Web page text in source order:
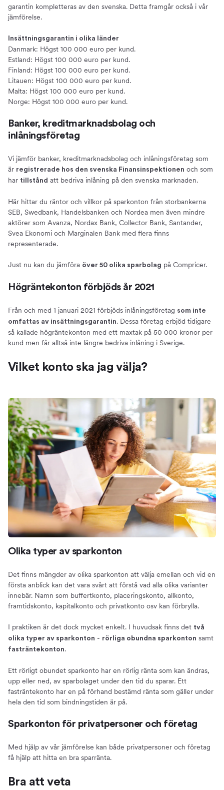
garantin kompletteras av den svenska. Detta framgår också i vår
jämförelse.
Insättningsgarantin i olika länder
Danmark: Högst 100 000 euro per kund.
Estland: Högst 100 000 euro per kund.
Finland: Högst 100 000 euro per kund.
Litauen: Högst 100 000 euro per kund.
Malta: Högst 100 000 euro per kund.
Norge: Högst 100 000 euro per kund.
Banker, kreditmarknadsbolag och
inlåningsföretag
Vi jämför banker, kreditmarknadsbolag och inlåningsföretag som
är registrerade hos den svenska Finansinspektionen och som
har tillstånd att bedriva inlåning på den svenska marknaden.
Här hittar du räntor och villkor på sparkonton från storbankerna
SEB, Swedbank, Handelsbanken och Nordea men även mindre
aktörer som Avanza, Nordax Bank, Collector Bank, Santander,
Svea Ekonomi och Marginalen Bank med flera finns
representerade.
Just nu kan du jämföra över 50 olika sparbolag på Compricer.
Högräntekonton förbjöds år 2021
Från och med 1 januari 2021 förbjöds inlåningsföretag som inte
omfattas av insättningsgarantin. Dessa företag erbjöd tidigare
så kallade högräntekonton med ett maxtak på 50 000 kronor per
kund men får alltså inte längre bedriva inlåning i Sverige.
Vilket konto ska jag välja?
Olika typer av sparkonton
Det finns mängder av olika sparkonton att välja emellan och vid en
första anblick kan det vara svårt att förstå vad alla olika varianter
innebär. Namn som buffertkonto, placeringskonto, allkonto,
framtidskonto, kapitalkonto och privatkonto osv kan förbrylla.
I praktiken är det dock mycket enkelt. I huvudsak finns det två
olika typer av sparkonton - rörliga obundna sparkonton samt
fasträntekonton.
Ett rörligt obundet sparkonto har en rörlig ränta som kan ändras,
upp eller ned, av sparbolaget under den tid du sparar. Ett
fasträntekonto har en på förhand bestämd ränta som gäller under
hela den tid som bindningstiden är på.
Sparkonton för privatpersoner och företag
Med hjälp av vår jämförelse kan både privatpersoner och företag
få hjälp att hitta en bra sparränta.
Bra att veta